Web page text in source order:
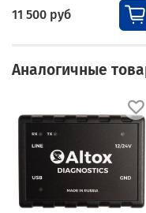
11 500 руб
Аналогичные